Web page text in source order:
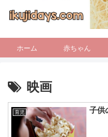
ホーム 赤ちゃん
映画
育児 子供